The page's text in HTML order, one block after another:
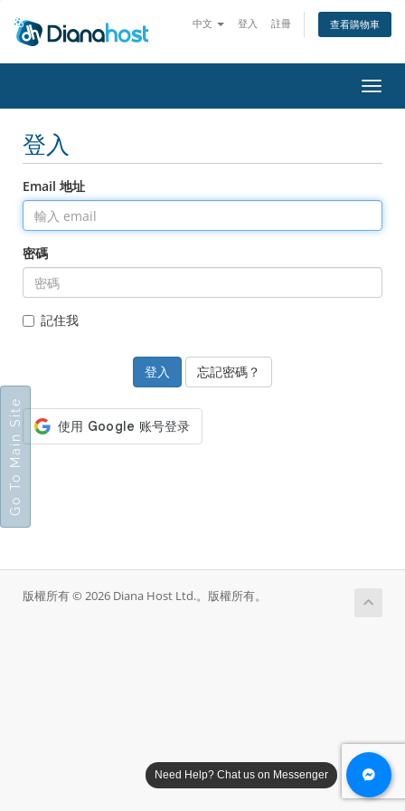
中文 登入 註冊 查看購物車
切
換
登入
Email 地址
密碼
記住我
忘記密碼？
版權所有 © 2026 Diana Host Ltd.。版權所有。
Need Help? Chat us on Messenger
Go To Main Site